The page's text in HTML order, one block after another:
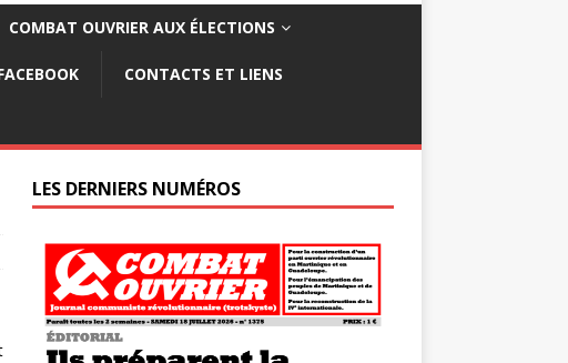
COMBAT OUVRIER AUX ÉLECTIONS
CONTACTS ET LIENS
LES DERNIERS NUMÉROS